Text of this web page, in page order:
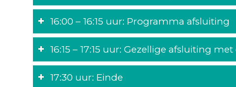
16:00 – 16:15 uur: Programma afsluiting
16:15 – 17:15 uur: Gezellige afsluiting
17:30 uur: Einde